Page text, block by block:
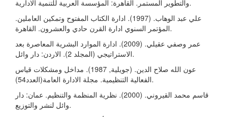
والتطوير المستمر. القاهرة: المؤسسة العربية للتنمية الادارية.
علي عبد الوهاب. (1997). ادارة الكتاب المفتوح وتمكين العاملين.
المؤتمر السنوي ادارة القرن حادي والعشرون. القاهرة.
عمر وصفي عقيلي. (2009). ادارة الموارد البشرية المعاصرة بعد
الاستراتيجي (المجلد 2). الاردن: دار وائل.
عون الله صلاح الدين. (جويلية, 1987). مداخل ومشكلات قياس
الفعالية التنظيمية. مجلة الادارة العامة(العدد54).
قاسم محمد القيروني. (2000). نظرية المنظمة والتنظيم. عمان: دار
وائل لنشر والتوزيع.